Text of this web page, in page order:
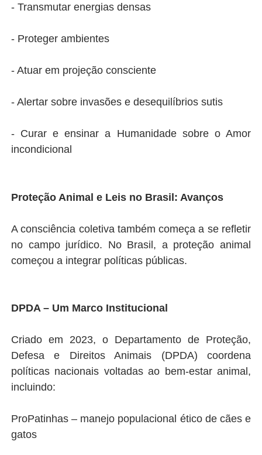
- Transmutar energias densas
- Proteger ambientes
- Atuar em projeção consciente
- Alertar sobre invasões e desequilíbrios sutis
- Curar e ensinar a Humanidade sobre o Amor
incondicional
Proteção Animal e Leis no Brasil: Avanços
A consciência coletiva também começa a se refletir
no campo jurídico. No Brasil, a proteção animal
começou a integrar políticas públicas.
DPDA – Um Marco Institucional
Criado em 2023, o Departamento de Proteção,
Defesa e Direitos Animais (DPDA) coordena
políticas nacionais voltadas ao bem-estar animal,
incluindo:
ProPatinhas – manejo populacional ético de cães e
gatos